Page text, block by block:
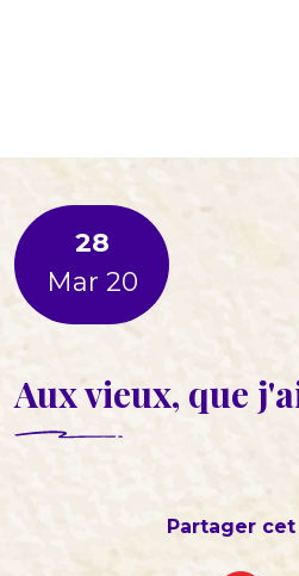
28
Mar 20
Aux vieux, que
Partager